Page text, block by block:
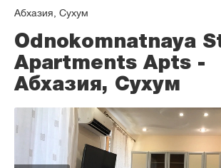
Абхазия, Сухум
Odnokomnatnaya
Apartments Apts -
Абхазия, Сухум